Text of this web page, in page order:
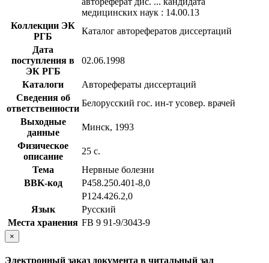
медицинских наук : 14.00.13
Коллекции ЭК
РГБ
Каталог авторефератов диссертаций
Дата
поступления в
ЭК РГБ
02.06.1998
Каталоги
Авторефераты диссертаций
Сведения об
ответственности
Белорусский гос. ин-т усовер. врачей
Выходные
данные
Минск, 1993
Физическое
описание
25 с.
Тема
Нервные болезни
BBK-код
Р458.250.401-8,0
Р124.426.2,0
Язык
Русский
Места хранения FB 9 91-9/3043-9
×
Электронный заказ документа в читальный зал